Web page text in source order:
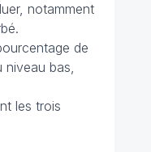
notamment
de
niveau bas,
les trois